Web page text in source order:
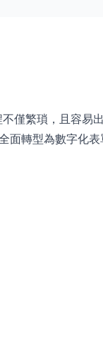
僅繁瑣，且容易
面轉型為數字化表